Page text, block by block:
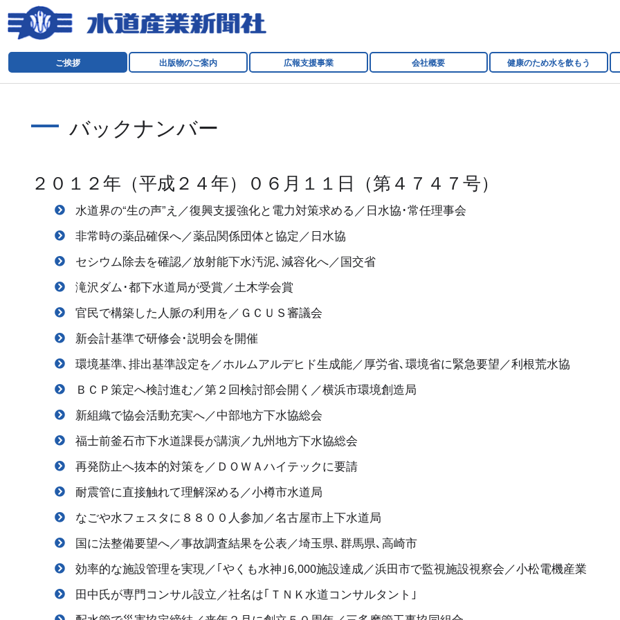
ご挨拶 出版物のご案内 広報支援事業 会社概要 健康のため水を飲もう
バックナンバー
２０１２年（平成２４年）０６月１１日（第４７４７号）
水道界の“生の声”え／復興支援強化と電力対策求める／日水協･常任理事会
非常時の薬品確保へ／薬品関係団体と協定／日水協
セシウム除去を確認／放射能下水汚泥､減容化へ／国交省
滝沢ダム･都下水道局が受賞／土木学会賞
官民で構築した人脈の利用を／ＧＣＵＳ審議会
新会計基準で研修会･説明会を開催
環境基準､排出基準設定を／ホルムアルデヒド生成能／厚労省､環境省に緊急要望／利根荒水協
ＢＣＰ策定へ検討進む／第２回検討部会開く／横浜市環境創造局
新組織で協会活動充実へ／中部地方下水協総会
福士前釜石市下水道課長が講演／九州地方下水協総会
再発防止へ抜本的対策を／ＤＯＷＡハイテックに要請
耐震管に直接触れて理解深める／小樽市水道局
なごや水フェスタに８８００人参加／名古屋市上下水道局
国に法整備要望へ／事故調査結果を公表／埼玉県､群馬県､高崎市
効率的な施設管理を実現／｢やくも水神｣6,000施設達成／浜田市で監視施設視察会／小松電機産業
田中氏が専門コンサル設立／社名は｢ＴＮＫ水道コンサルタント｣